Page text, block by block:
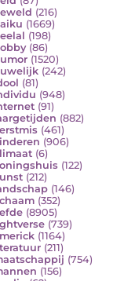
(216)
(1669)
(198)
(86)
(1520)
(242)
(81)
(948)
(91)
(882)
(461)
(906)
(6)
(122)
(212)
(146)
(352)
(8905)
(739)
(1164)
(211)
(754)
(156)